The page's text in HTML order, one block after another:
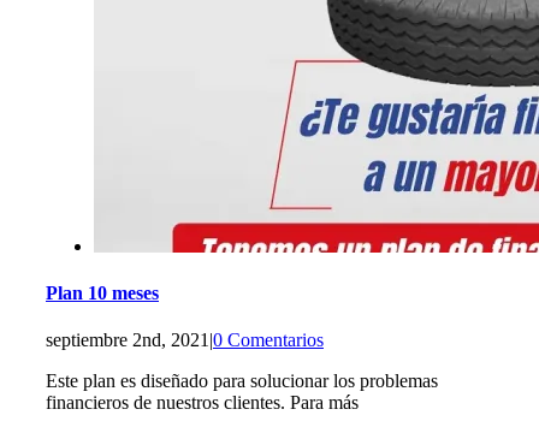
Plan 10 meses
septiembre 2nd, 2021 |0 Comentarios
Este plan es diseñado para solucionar los problemas
financieros de nuestros clientes. Para más